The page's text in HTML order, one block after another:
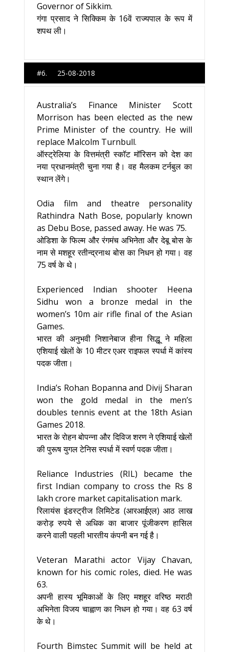
Governor of Sikkim.
गंगा प्रसाद ने सिक्किम के 16वें राज्यपाल के रूप में
शपथ ली।
#6. 25-08-2018
Australia’s Finance Minister Scott
Morrison has been elected as the new
Prime Minister of the country. He will
replace Malcolm Turnbull.
ऑस्ट्रेलिया के वित्तमंत्री स्कॉट मॉरिसन को देश का
नया प्रधानमंत्री चुना गया है। वह मैलकम टर्नबुल का
स्थान लेंगे।
Odia film and theatre personality
Rathindra Nath Bose, popularly known
as Debu Bose, passed away. He was 75.
ओडिशा के फिल्म और रंगमंच अभिनेता और देबू बोस के
नाम से मशहूर रतीन्द्रनाथ बोस का निधन हो गया। वह
75 वर्ष के थे।
Experienced Indian shooter Heena
Sidhu won a bronze medal in the
women’s 10m air rifle final of the Asian
Games.
भारत की अनुभवी निशानेबाज हीना सिद्धू ने महिला
एशियाई खेलों के 10 मीटर एअर राइफल स्पर्धा में कांस्य
पदक जीता।
India’s Rohan Bopanna and Divij Sharan
won the gold medal in the men’s
doubles tennis event at the 18th Asian
Games 2018.
भारत के रोहन बोपन्ना और दिविज शरण ने एशियाई खेलों
की पुरूष युगल टेनिस स्पर्धा में स्वर्ण पदक जीता।
Reliance Industries (RIL) became the
first Indian company to cross the Rs 8
lakh crore market capitalisation mark.
रिलायंस इंडस्ट्रीज लिमिटेड (आरआईएल) आठ लाख
करोड़ रुपये से अधिक का बाजार पूंजीकरण हासिल
करने वाली पहली भारतीय कंपनी बन गई है।
Veteran Marathi actor Vijay Chavan,
known for his comic roles, died. He was
63.
अपनी हास्य भूमिकाओं के लिए मशहूर वरिष्ठ मराठी
अभिनेता विजय चाह्वाण का निधन हो गया। वह 63 वर्ष
के थे।
Fourth Bimstec Summit will be held at